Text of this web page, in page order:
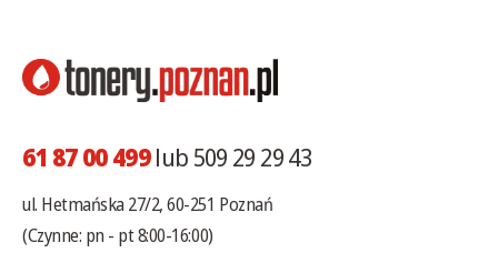
61 87 00 499lub 509 29 29 43
ul. Hetmańska 27/2, 60-251 Poznań
(Czynne: pn - pt 8:00-16:00)